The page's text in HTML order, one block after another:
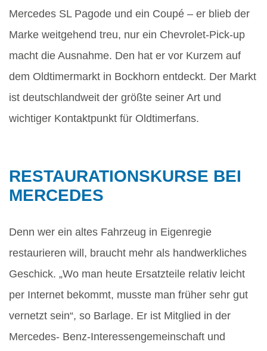
Mercedes SL Pagode und ein Coupé – er blieb der
Marke weitgehend treu, nur ein Chevrolet-Pick-up
macht die Ausnahme. Den hat er vor Kurzem auf
dem Oldtimermarkt in Bockhorn entdeckt. Der Markt
ist deutschlandweit der größte seiner Art und
wichtiger Kontaktpunkt für Oldtimerfans.
RESTAURATIONSKURSE BEI
MERCEDES
Denn wer ein altes Fahrzeug in Eigenregie
restaurieren will, braucht mehr als handwerkliches
Geschick. „Wo man heute Ersatzteile relativ leicht
per Internet bekommt, musste man früher sehr gut
vernetzt sein“, so Barlage. Er ist Mitglied in der
Mercedes- Benz-Interessengemeinschaft und